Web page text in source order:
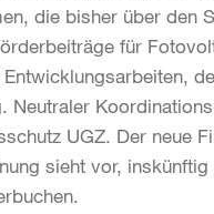
die bisher über den
für
Neutraler
UGZ. Der neue
sieht vor,